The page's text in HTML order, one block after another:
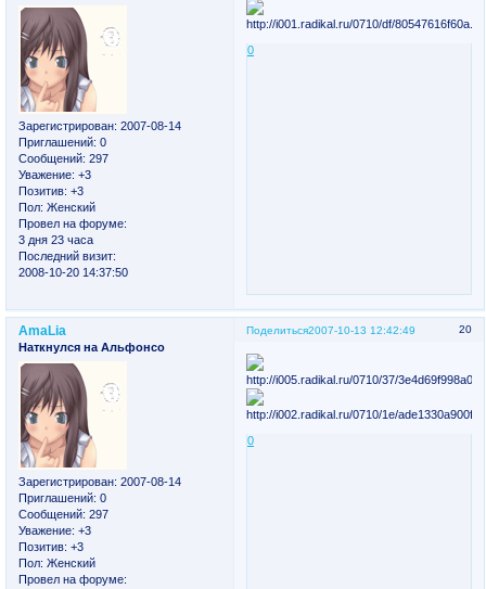
Зарегистрирован: 2007-08-14
Приглашений: 0
Сообщений: 297
Уважение: +3
Позитив: +3
Пол: Женский
Провел на форуме:
3 дня 23 часа
Последний визит:
2008-10-20 14:37:50
0
Поделиться 20
2007-10-13 12:42:49
AmaLia
Наткнулся на Альфонсо
Зарегистрирован: 2007-08-14
Приглашений: 0
Сообщений: 297
Уважение: +3
Позитив: +3
Пол: Женский
Провел на форуме:
0